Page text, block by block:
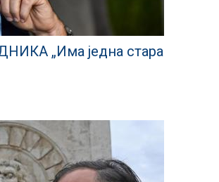
„Има једна стара